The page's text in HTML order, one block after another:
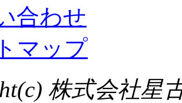
合わせ
マップ
株式会社星